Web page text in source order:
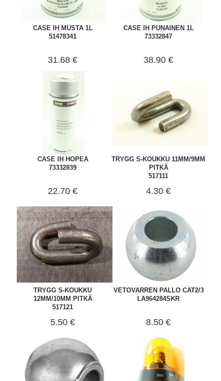
CASE IH MUSTA 1L
51478341
31.68 €
CASE IH PUNAINEN 1L
73332847
38.90 €
CASE IH HOPEA
73332839
22.70 €
TRYGG S-KOUKKU 11MM/9MM
PITKÄ
517111
4.30 €
TRYGG S-KOUKKU
12MM/10MM PITKÄ
517121
5.50 €
VETOVARREN PALLO CAT2/3
LA964284SKR
8.50 €